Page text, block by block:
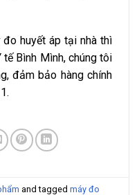
đo huyết áp tại nhà thì
Bình Mình, chúng tôi
đảm bảo hàng chính
and taggedmáy đo